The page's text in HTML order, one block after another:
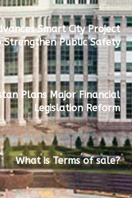
Smart City Project
Strengthen Public Safety
Plans Major Financial
Legislation Reform
What is Terms of sale?